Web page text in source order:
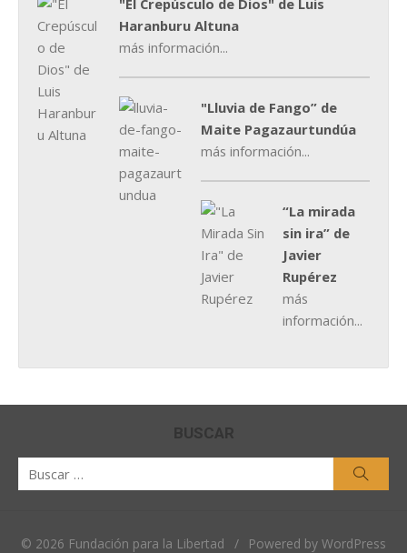
"El Crepúsculo de Dios" de Luis
Haranburu Altuna
más información...
"Lluvia de Fango” de
Maite Pagazaurtundúa
más información...
“La mirada
sin ira” de
Javier
Rupérez
más
información...
BUSCAR
© 2026 Fundación para la Libertad / Powered by WordPress